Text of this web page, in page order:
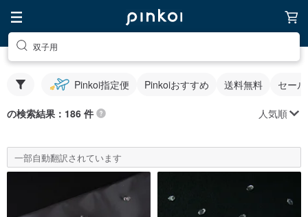
双子用
Pinkoi指定便 Pinkoiおすすめ 送料無料 セー
の検索結果：186 件 人気順
一部自動翻訳されています